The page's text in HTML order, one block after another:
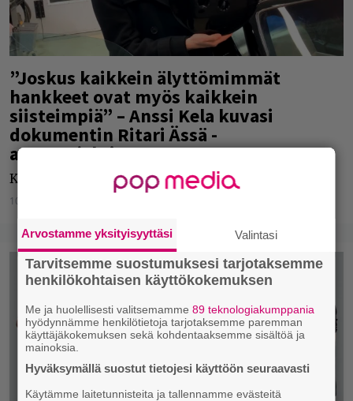
”Joskus kaikkein älyttömimmät
hankkeet ovat myös kaikkein
siisteimpiä” – Anssi Kela kuvasi
dokumentin Ritari Ässä -
autoprojektistaan
KITT-auton luomisprosessi tallennettiin videolle.
10.03.2022
Arvostamme yksityisyyttäsi Valintasi
Tarvitsemme suostumuksesi tarjotaksemme
henkilökohtaisen käyttökokemuksen
Me ja huolellisesti valitsemamme89 teknologiakumppania
hyödynnämme henkilötietoja tarjotaksemme paremman
käyttäjäkokemuksen sekä kohdentaaksemme sisältöä ja
mainoksia.
Hyväksymällä suostut tietojesi käyttöön seuraavasti
Käytämme laitetunnisteita ja tallennamme evästeitä